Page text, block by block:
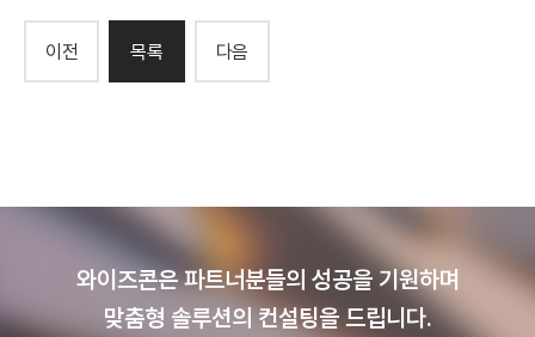
이전 목록 다음
와이즈콘은 파트너분들의 성공을 기원하며
맞춤형 솔루션의 컨설팅을 드립니다.